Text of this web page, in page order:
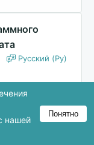
Русский (Ру)
нашей
Понятно